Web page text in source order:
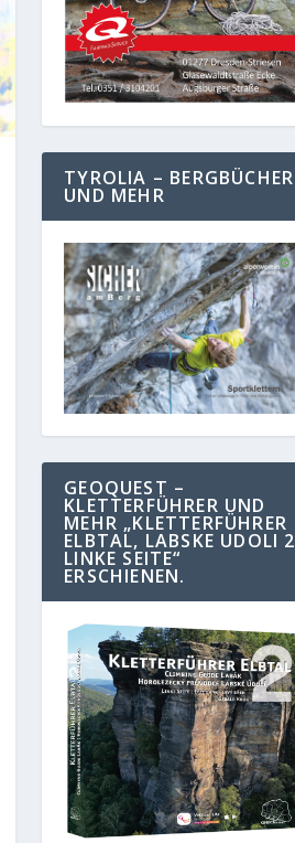
TYROLIA – BERGBÜCHER
UND MEHR
GEOQUEST –
KLETTERFÜHRER UND
MEHR „KLETTERFÜHRER
ELBTAL, LABSKE UDOLI 2
LINKE SEITE“
ERSCHIENEN.